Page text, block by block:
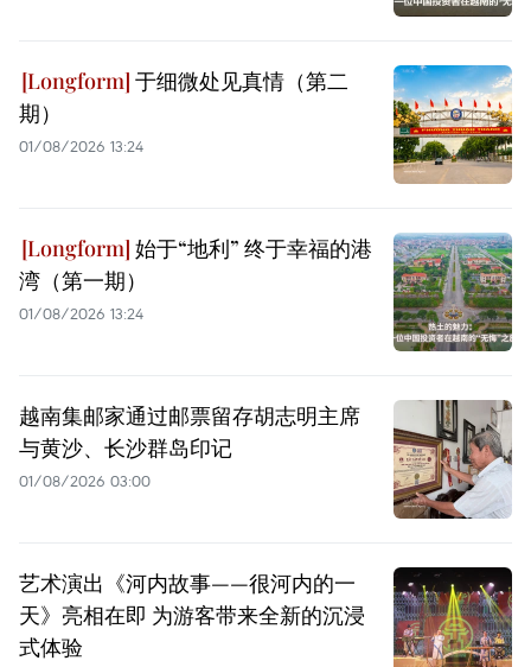
于细微处见真情（第二
期）
01/08/2026 13:24
始于“地利” 终于幸福的港
湾（第一期）
01/08/2026 13:24
越南集邮家通过邮票留存胡志明主席
与黄沙、长沙群岛印记
01/08/2026 03:00
艺术演出《河内故事——很河内的一
天》亮相在即 为游客带来全新的沉浸
式体验